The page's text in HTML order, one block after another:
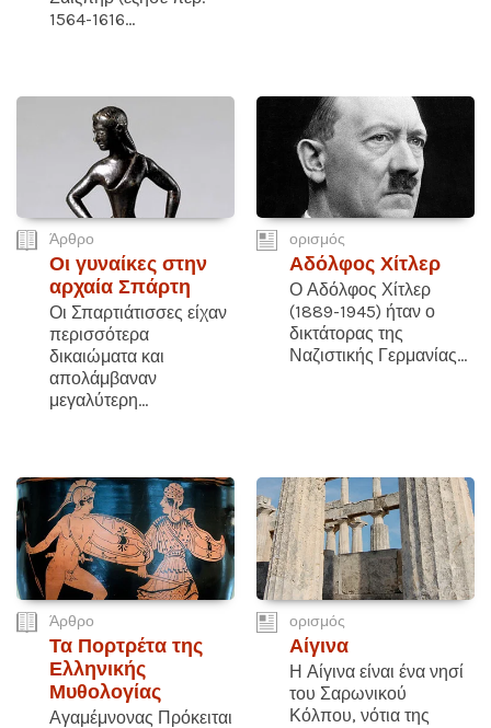
1564-1616...
Άρθρο
Οι γυναίκες στην
αρχαία Σπάρτη
Οι Σπαρτιάτισσες είχαν
περισσότερα
δικαιώματα και
απολάμβαναν
μεγαλύτερη...
ορισμός
Αδόλφος Χίτλερ
Ο Αδόλφος Χίτλερ
(1889-1945) ήταν ο
δικτάτορας της
Ναζιστικής Γερμανίας...
Άρθρο
Τα Πορτρέτα της
Ελληνικής
Μυθολογίας
Αγαμέμνονας Πρόκειται
ορισμός
Αίγινα
Η Αίγινα είναι ένα νησί
του Σαρωνικού
Κόλπου, νότια της